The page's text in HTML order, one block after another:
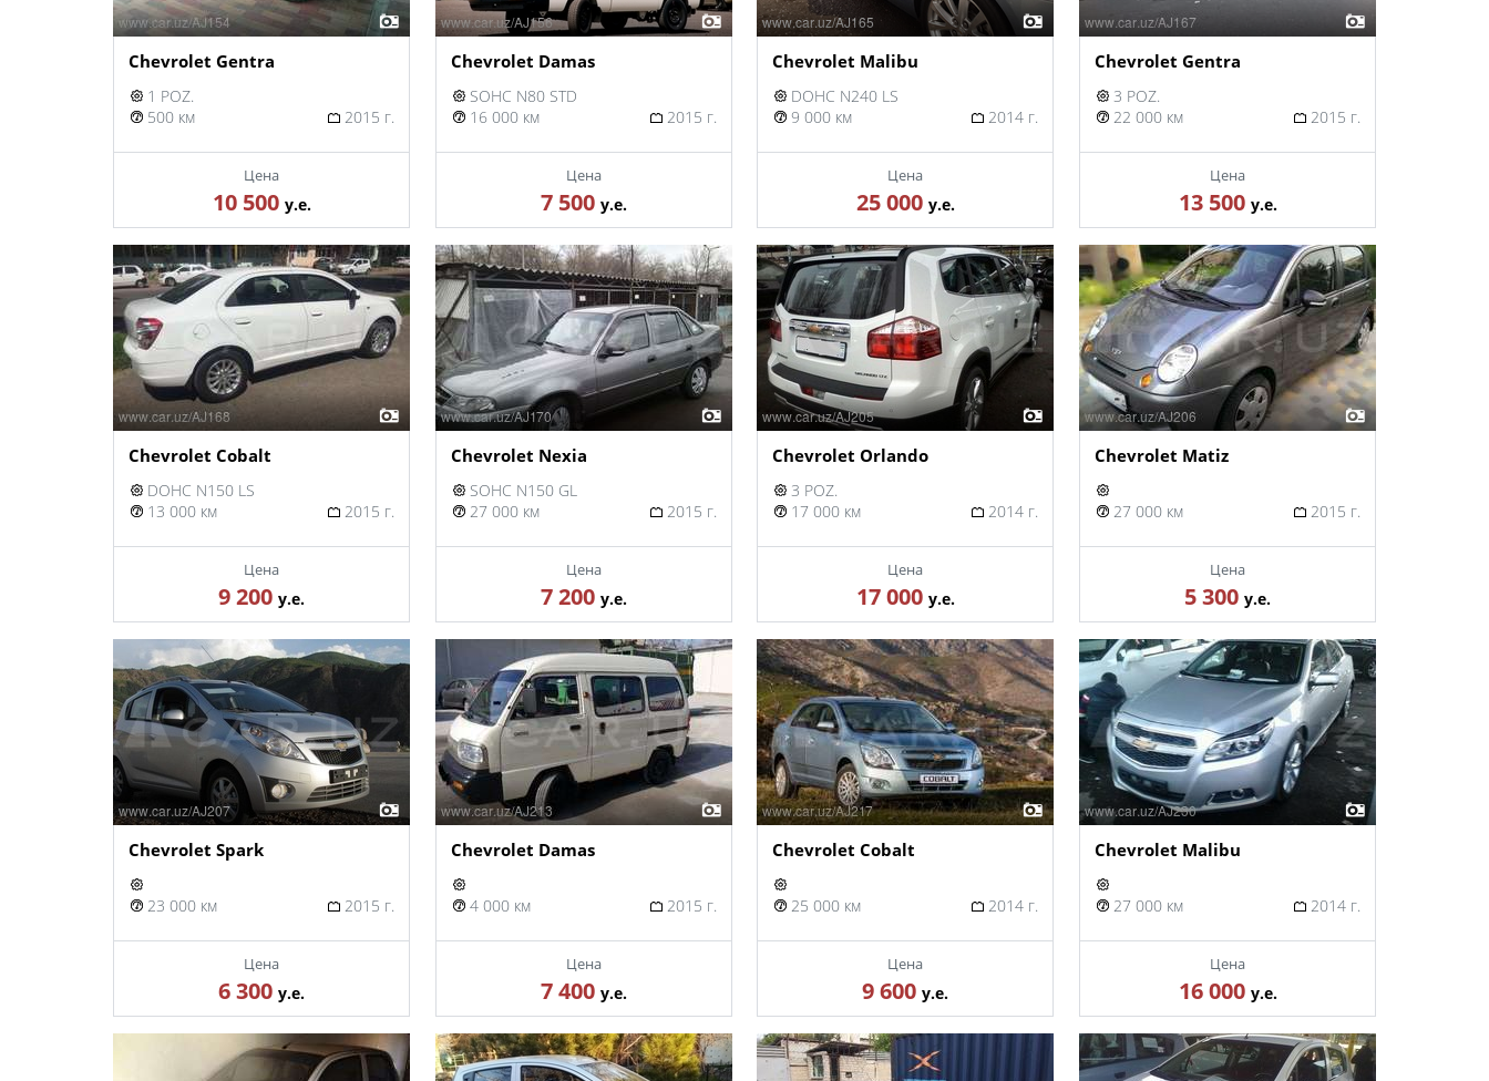
Chevrolet Gentra
1 POZ.
500 км
2015 г.
Цена
10 500 у.е.
Chevrolet Damas
SOHC N80 STD
16 000 км
2015 г.
Цена
7 500 у.е.
Chevrolet Malibu
DOHC N240 LS
9 000 км
2014 г.
Цена
25 000 у.е.
Chevrolet Gentra
3 POZ.
22 000 км
2015 г.
Цена
13 500 у.е.
Chevrolet Cobalt
DOHC N150 LS
13 000 км
2015 г.
Цена
9 200 у.е.
Chevrolet Nexia
SOHC N150 GL
27 000 км
2015 г.
Цена
7 200 у.е.
Chevrolet Orlando
3 POZ.
17 000 км
2014 г.
Цена
17 000 у.е.
Chevrolet Matiz
27 000 км 2015 г.
Цена
5 300у.е.
Chevrolet Spark
23 000 км 2015 г.
Цена
6 300 у.е.
Chevrolet Damas
4 000 км 2015 г.
Цена
7 400 у.е.
Chevrolet Cobalt
25 000 км 2014 г.
Цена
9 600у.е.
Chevrolet Malibu
27 000 км 2014 г.
Цена
16 000 у.е.